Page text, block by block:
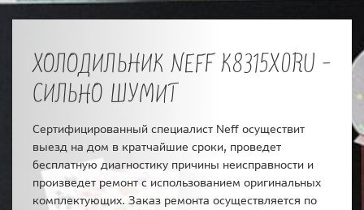
ХОЛОДИЛЬНИК NEFF K8315X0RU -
СИЛЬНО ШУМИТ
Сертифицированный специалист Neff осуществит
выезд на дом в кратчайшие сроки, проведет
бесплатную диагностику причины неисправности и
произведет ремонт с использованием оригинальных
комплектующих. Заказ ремонта осуществляется по